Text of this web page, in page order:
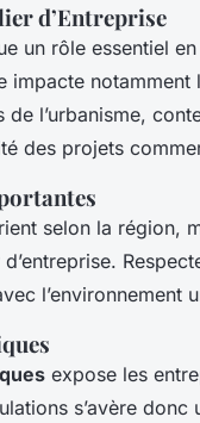
d’Entreprise
un rôle essentiel
de l’urbanisme,
des projets
selon la région,
l’environnement
expose les
s’avère